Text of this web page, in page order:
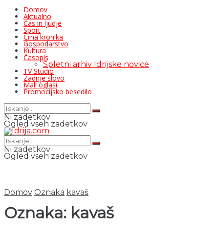
Domov
Aktualno
Čas in ljudje
Šport
Črna kronika
Gospodarstvo
Kultura
Časopis
Spletni arhiv Idrijske novice
TV Studio
Zadnje slovo
Mali oglasi
Promocijsko besedilo
Ni zadetkov
Ogled vseh zadetkov
Ni zadetkov
Ogled vseh zadetkov
Domov Oznaka kavaš
Oznaka: kavaš